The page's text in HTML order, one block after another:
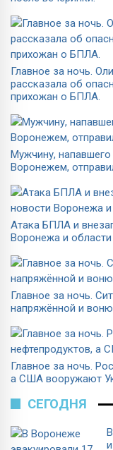
Главное за ночь.
рассказала об
прихожан о БПЛА.
Мужчину,
Воронежем,
Атака БПЛА и
Воронежа и
Главное за ночь.
напряжённой и
Главное за ночь.
а США вооружают
СЕГОДНЯ